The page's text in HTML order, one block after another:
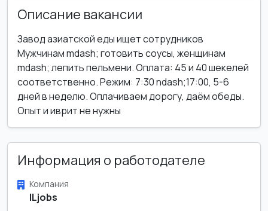
Описание вакансии
Завод азиатской еды ищет сотрудников
Мужчинам mdash; готовить соусы, женщинам
mdash; лепить пельмени. Оплата: 45 и 40 шекелей
соответственно. Режим: 7:30 ndash;17:00, 5-6
дней в неделю. Оплачиваем дорогу, даём обеды.
Опыт и иврит не нужны
Информация о работодателе
Компания
ILjobs